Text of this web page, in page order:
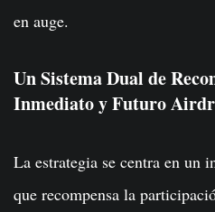
en auge.
Un Sistema Dual de
Inmediato y Futuro
La estrategia se centra en un
que recompensa la